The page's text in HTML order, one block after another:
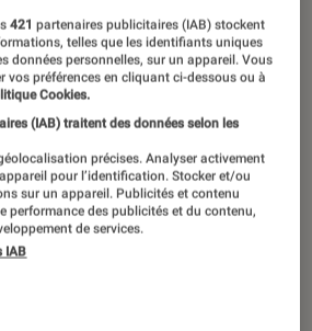
que je préfère sur
juil. 2019
421 partenaires publicitaires (IAB) stockent
telles que les identifiants uniques
données personnelles, sur un appareil. Vous
vos préférences en cliquant ci-dessous ou à
Cookies.
(IAB) traitent des données selon les
précises. Analyser activement
pour l’identification. Stocker et/ou
sur un appareil. Publicités et contenu
performance des publicités et du contenu,
de services.
IAB